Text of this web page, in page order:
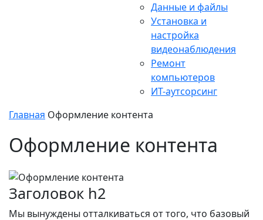
Данные и файлы
Установка и
настройка
видеонаблюдения
Ремонт
компьютеров
ИТ-аутсорсинг
Главная Оформление контента
Оформление контента
Заголовок h2
Мы вынуждены отталкиваться от того, что базовый